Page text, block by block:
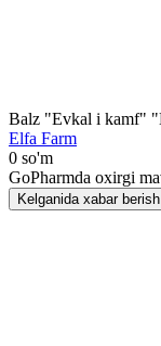
Balz "Evkal i kamf"
Elfa Farm
0 so'm
GoPharmda oxirgi
Kelganida xabar berish